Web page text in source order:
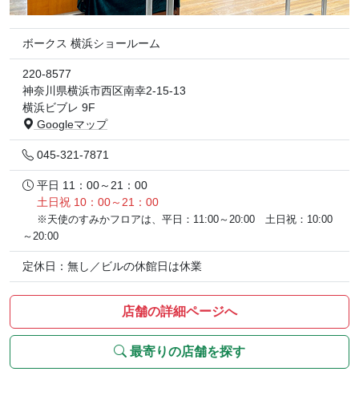
ボークス 横浜ショールーム
220-8577
神奈川県横浜市西区南幸2-15-13
横浜ビブレ 9F
Googleマップ
045-321-7871
平日 11：00～21：00
土日祝 10：00～21：00
※天使のすみかフロアは、平日：11:00～20:00 土日祝：10:00
～20:00
定休日：無し／ビルの休館日は休業
店舗の詳細ページへ
最寄りの店舗を探す